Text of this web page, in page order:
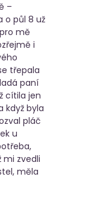
–
o půl 8 už
mě
i
třepala
paní
cítila jen
když byla
pláč
u
mi zvedli
měla